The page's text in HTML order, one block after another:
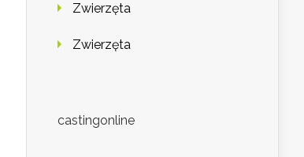
Zwierzęta
Zwierzęta
castingonline